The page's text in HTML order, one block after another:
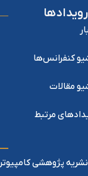
رویدادها
کنفرانس‌ها
مقالات
مرتبط
نشریه پژوهشی کامپیوتر